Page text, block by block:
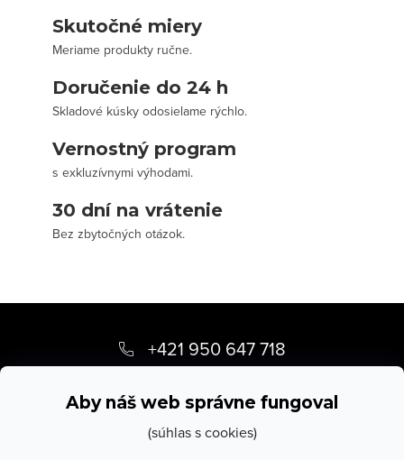
Aby náš web správne fungoval
(súhlas s cookies)
Skutočné miery
Meriame produkty ručne.
Doručenie do 24 h
Skladové kúsky odosielame rýchlo.
Vernostný program
s exkluzívnymi výhodami.
30 dní na vrátenie
Bez zbytočných otázok.
p
+421 950 647 718